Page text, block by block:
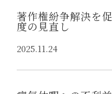
著作権紛争解決を
度の見直し
2025.11.24